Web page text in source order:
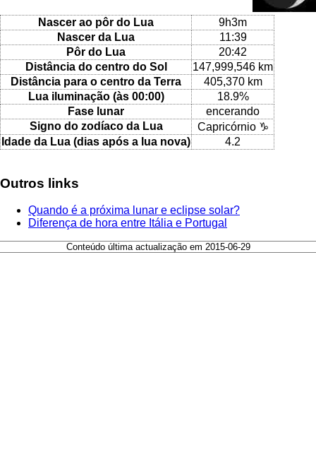
Nascer ao pôr do Lua
9h3m
Nascer da Lua
11:39
Pôr do Lua
20:42
Distância do centro do Sol
147,999,546 km
Distância para o centro da Terra
405,370 km
Lua iluminação (às 00:00)
18.9%
Fase lunar
encerando
Signo do zodíaco da Lua
Capricórnio ♑
Idade da Lua (dias após a lua nova)
4.2
Outros links
Quando é a próxima lunar e eclipse solar?
Diferença de hora entre Itália e Portugal
Conteúdo última actualização em 2015-06-29